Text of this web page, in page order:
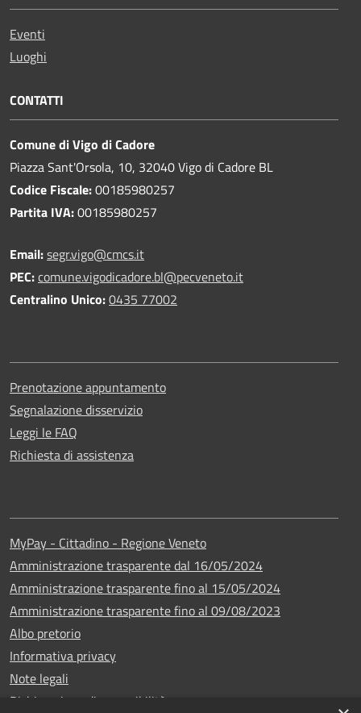
Eventi
Luoghi
CONTATTI
Comune di Vigo di Cadore
Piazza Sant'Orsola, 10, 32040 Vigo di Cadore BL
Codice Fiscale:00185980257
Partita IVA:00185980257
Email:segr.vigo@cmcs.it
PEC:comune.vigodicadore.bl@pecveneto.it
Centralino Unico:0435 77002
Prenotazione appuntamento
Segnalazione disservizio
Leggi le FAQ
Richiesta di assistenza
MyPay - Cittadino - Regione Veneto
Amministrazione trasparente dal 16/05/2024
Amministrazione trasparente fino al 15/05/2024
Amministrazione trasparente fino al 09/08/2023
Albo pretorio
Informativa privacy
Note legali
Dichiarazione di accessibilità